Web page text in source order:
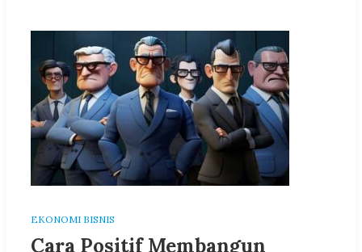
EKONOMI BISNIS
Cara Positif Membangun